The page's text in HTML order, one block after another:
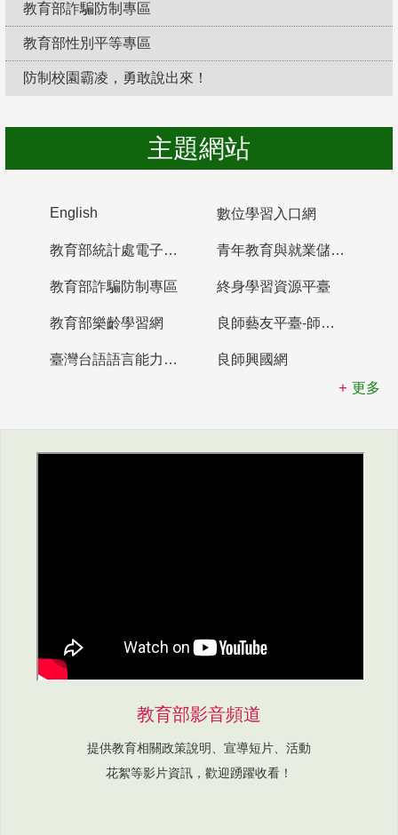
教育部詐騙防制專區
教育部性別平等專區
防制校園霸凌，勇敢說出來！
主題網站
English 數位學習入口網
教育部統計處電子書櫃 青年教育與就業儲蓄帳戶
教育部詐騙防制專區 終身學習資源平臺
教育部樂齡學習網 良師藝友平臺-師資培育整合平臺
臺灣台語語言能力認證網站
良師興國網
更多
教育部影音頻道
提供教育相關政策說明、宣導短片、活動
花絮等影片資訊，歡迎踴躍收看！